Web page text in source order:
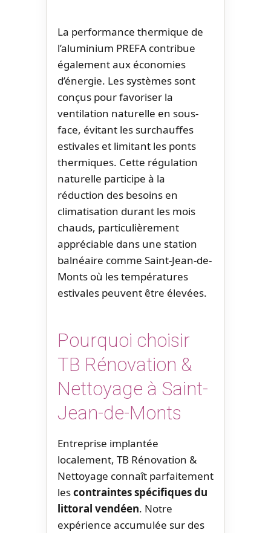
La performance thermique de
l’aluminium PREFA contribue
également aux économies
d’énergie. Les systèmes sont
conçus pour favoriser la
ventilation naturelle en sous-
face, évitant les surchauffes
estivales et limitant les ponts
thermiques. Cette régulation
naturelle participe à la
réduction des besoins en
climatisation durant les mois
chauds, particulièrement
appréciable dans une station
balnéaire comme Saint-Jean-de-
Monts où les températures
estivales peuvent être élevées.
Pourquoi choisir
TB Rénovation &
Nettoyage à Saint-
Jean-de-Monts
Entreprise implantée
localement, TB Rénovation &
Nettoyage connaît parfaitement
lescontraintes spécifiques du
littoral vendéen. Notre
expérience accumulée sur des